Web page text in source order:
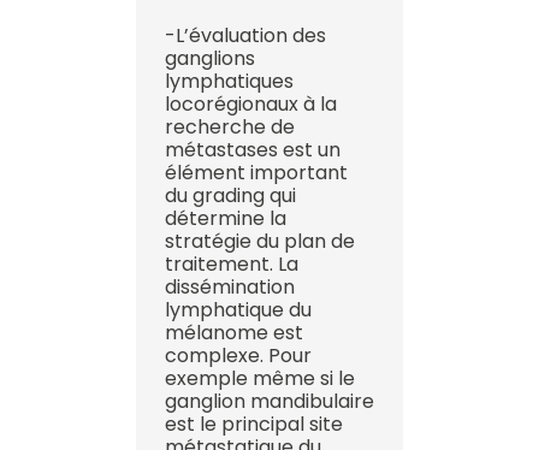
-L’évaluation des
ganglions
lymphatiques
locorégionaux à la
recherche de
métastases est un
élément important
du grading qui
détermine la
stratégie du plan de
traitement. La
dissémination
lymphatique du
mélanome est
complexe. Pour
exemple même si le
ganglion mandibulaire
est le principal site